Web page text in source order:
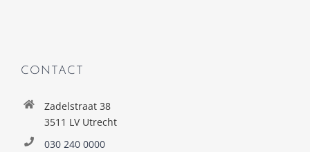
CONTACT
Zadelstraat 38
3511 LV Utrecht
030 240 0000